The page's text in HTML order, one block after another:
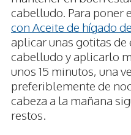
cabelludo. Para poner
con Aceite de hígado
aplicar unas gotitas de
cabelludo y aplicarlo
unos 15 minutos, una
preferiblemente de
cabeza a la mañana
restos.